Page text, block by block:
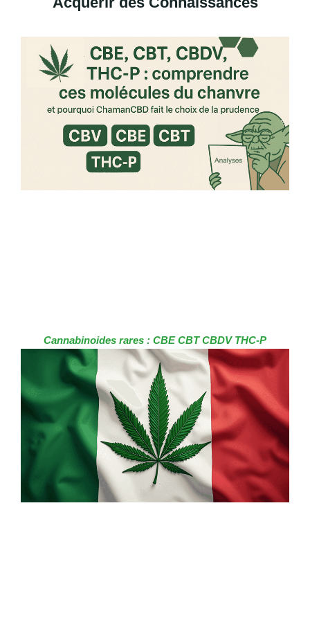
Cannabinoides rares : CBE CBT CBDV THC-P